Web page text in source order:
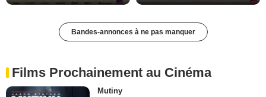
Bandes-annonces à ne pas manquer
Films Prochainement au Cinéma
Mutiny